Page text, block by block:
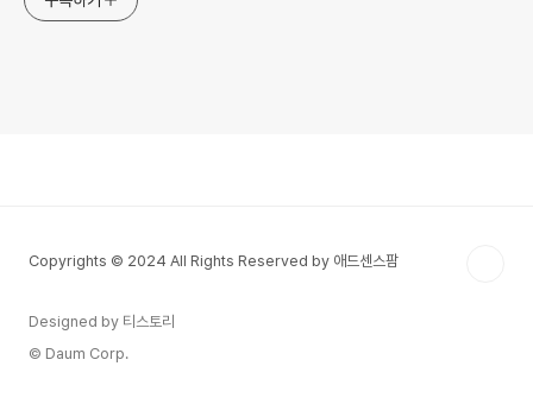
Copyrights © 2024 All Rights Reserved by 애드센스팜
Designed by 티스토리
© Daum Corp.